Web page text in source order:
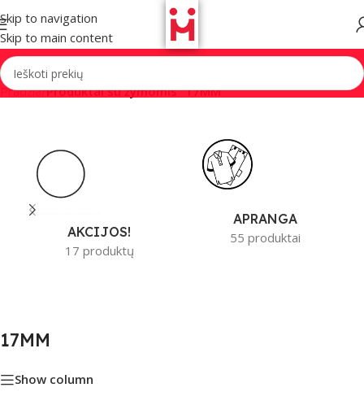
Skip to navigation
Skip to main content
Pradžia/Produktai su žymomis “17MM”
AKCIJOS!
17 produktų
APRANGA
55 produktai
17MM
Show column